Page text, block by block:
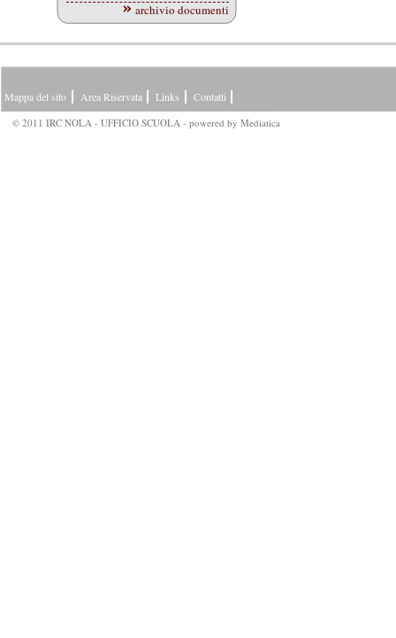
archivio documenti
Mappa del sito Area Riservata Links Contatti
© 2011 IRC NOLA - UFFICIO SCUOLA - powered by Mediatica